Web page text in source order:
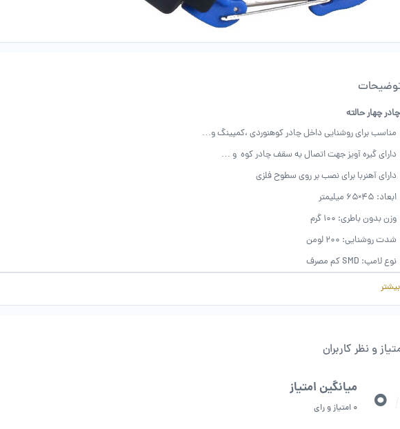
چهار حالته
مناسب برای روشنایی داخل چادر کوهنوردی ،کمپینگ و…
دارای گیره آویز جهت اتصال به سقف چادر کوه و …
دارای آهنربا برای نصب بر روی سطوح فلزی
ابعاد: ۴۵×۶۵ میلیمتر
وزن بدون باطری: ۱۰۰ گرم
شدت روشنایی: ۲۰۰ لومن
نوع لامپ: SMD کم مصرف
۴ حالت عملکرد ( نور وسط – نور دور -نور قرمز و فلاشر قرمز)
کارکرد با ۳ باطری نیم قلمی
بیشتر
و نظر کاربران
0 میانگین امتیاز
0 امتیاز و رای